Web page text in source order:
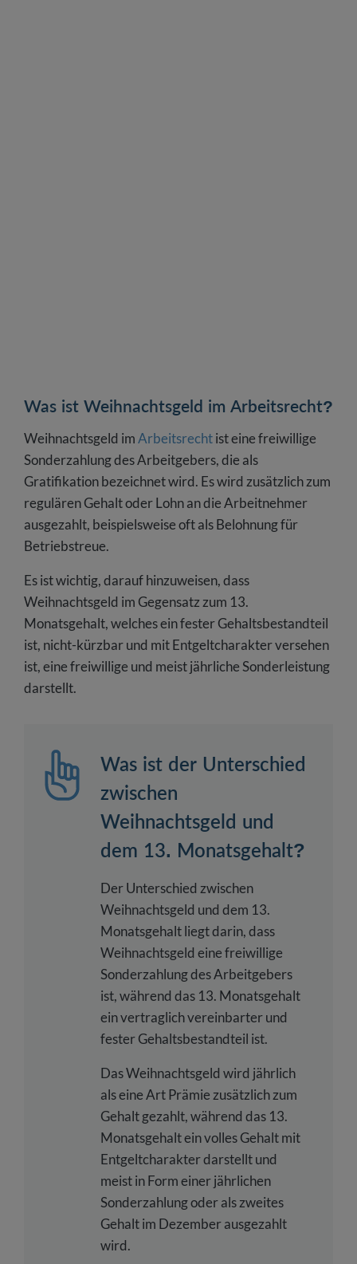
Was ist Weihnachtsgeld im Arbeitsrecht?
Weihnachtsgeld imArbeitsrechtist eine freiwillige
Sonderzahlung des Arbeitgebers, die als
Gratifikation bezeichnet wird. Es wird zusätzlich zum
regulären Gehalt oder Lohn an die Arbeitnehmer
ausgezahlt, beispielsweise oft als Belohnung für
Betriebstreue.
Es ist wichtig, darauf hinzuweisen, dass
Weihnachtsgeld im Gegensatz zum 13.
Monatsgehalt, welches ein fester Gehaltsbestandteil
ist, nicht-kürzbar und mit Entgeltcharakter versehen
ist, eine freiwillige und meist jährliche Sonderleistung
darstellt.
Was ist der Unterschied
zwischen
Weihnachtsgeld und
dem 13. Monatsgehalt?
Der Unterschied zwischen
Weihnachtsgeld und dem 13.
Monatsgehalt liegt darin, dass
Weihnachtsgeld eine freiwillige
Sonderzahlung des Arbeitgebers
ist, während das 13. Monatsgehalt
ein vertraglich vereinbarter und
fester Gehaltsbestandteil ist.
Das Weihnachtsgeld wird jährlich
als eine Art Prämie zusätzlich zum
Gehalt gezahlt, während das 13.
Monatsgehalt ein volles Gehalt mit
Entgeltcharakter darstellt und
meist in Form einer jährlichen
Sonderzahlung oder als zweites
Gehalt im Dezember ausgezahlt
wird.